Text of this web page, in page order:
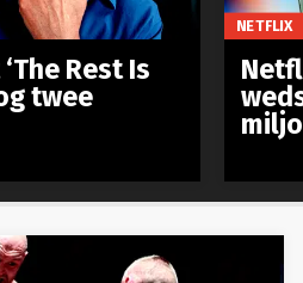
Rest Is
twee
NETFLIX